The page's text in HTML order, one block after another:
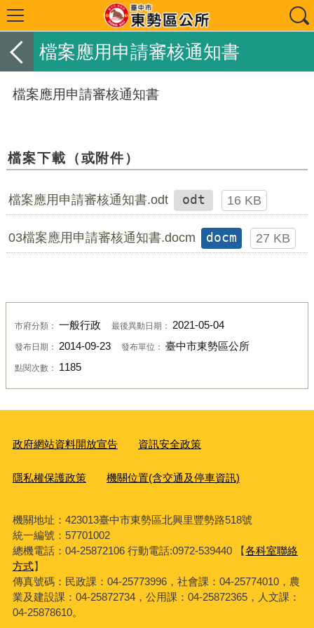
檔案應用申請審核通知書
檔案應用申請審核通知書
檔案下載（或附件）
檔案應用申請審核通知書.odt odt 16 KB
03檔案應用申請審核通知書.docm docm 27 KB
市府分類： 一般行政 最後異動日期： 2021-05-04
發布日期： 2014-09-23 發布單位： 臺中市東勢區公所
點閱次數： 1185
政府網站資料開放宣告 資訊安全政策
隱私權保護政策 機關位置(含交通及停車資訊)
機關地址：423013臺中市東勢區北興里豐勢路518號
統一編號：57701002
總機電話：04-25872106 行動電話:0972-539440 【各科室聯絡
方式】
傳真號碼：民政課：04-25773996，社會課：04-25774010，農
業及建設課：04-25872734，公用課：04-25872365，人文課：
04-25878610。